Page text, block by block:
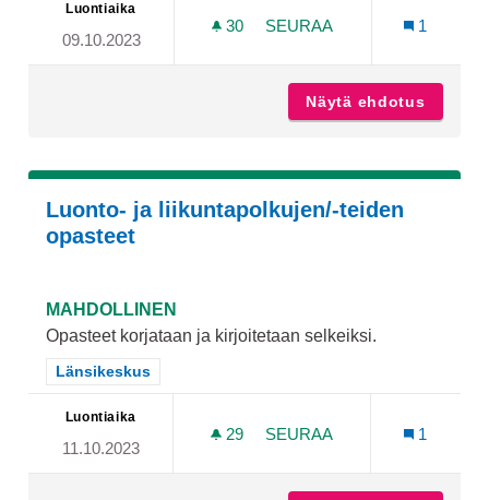
Luontiaika
09.10.2023
30 30 SEURAAJAA
SEURAA
1
Näytä ehdotus
Luonto- ja liikuntapolkujen/-teiden
opasteet
MAHDOLLINEN
Opasteet korjataan ja kirjoitetaan selkeiksi.
Rajaa tulokset teeman mukaan: Länsikeskus
Länsikeskus
Luontiaika
11.10.2023
29 29 SEURAAJAA
SEURAA
1